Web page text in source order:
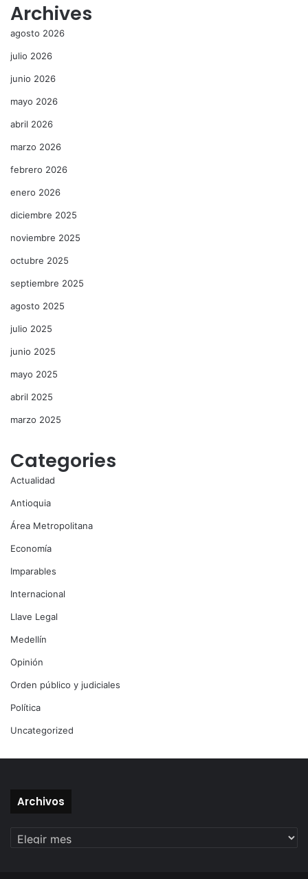
Archives
agosto 2026
julio 2026
junio 2026
mayo 2026
abril 2026
marzo 2026
febrero 2026
enero 2026
diciembre 2025
noviembre 2025
octubre 2025
septiembre 2025
agosto 2025
julio 2025
junio 2025
mayo 2025
abril 2025
marzo 2025
Categories
Actualidad
Antioquia
Área Metropolitana
Economía
Imparables
Internacional
Llave Legal
Medellín
Opinión
Orden público y judiciales
Política
Uncategorized
Archivos